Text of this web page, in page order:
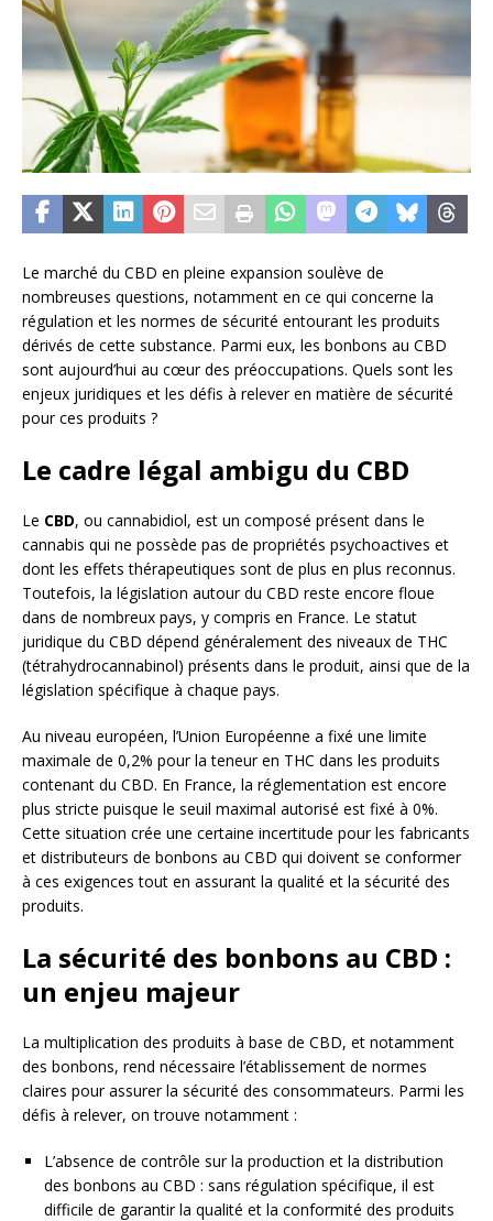
Le marché du CBD en pleine expansion soulève de
nombreuses questions, notamment en ce qui concerne la
régulation et les normes de sécurité entourant les produits
dérivés de cette substance. Parmi eux, les bonbons au CBD
sont aujourd’hui au cœur des préoccupations. Quels sont les
enjeux juridiques et les défis à relever en matière de sécurité
pour ces produits ?
Le cadre légal ambigu du CBD
Le CBD, ou cannabidiol, est un composé présent dans le
cannabis qui ne possède pas de propriétés psychoactives et
dont les effets thérapeutiques sont de plus en plus reconnus.
Toutefois, la législation autour du CBD reste encore floue
dans de nombreux pays, y compris en France. Le statut
juridique du CBD dépend généralement des niveaux de THC
(tétrahydrocannabinol) présents dans le produit, ainsi que de la
législation spécifique à chaque pays.
Au niveau européen, l’Union Européenne a fixé une limite
maximale de 0,2% pour la teneur en THC dans les produits
contenant du CBD. En France, la réglementation est encore
plus stricte puisque le seuil maximal autorisé est fixé à 0%.
Cette situation crée une certaine incertitude pour les fabricants
et distributeurs de bonbons au CBD qui doivent se conformer
à ces exigences tout en assurant la qualité et la sécurité des
produits.
La sécurité des bonbons au CBD :
un enjeu majeur
La multiplication des produits à base de CBD, et notamment
des bonbons, rend nécessaire l’établissement de normes
claires pour assurer la sécurité des consommateurs. Parmi les
défis à relever, on trouve notamment :
L’absence de contrôle sur la production et la distribution
des bonbons au CBD : sans régulation spécifique, il est
difficile de garantir la qualité et la conformité des produits